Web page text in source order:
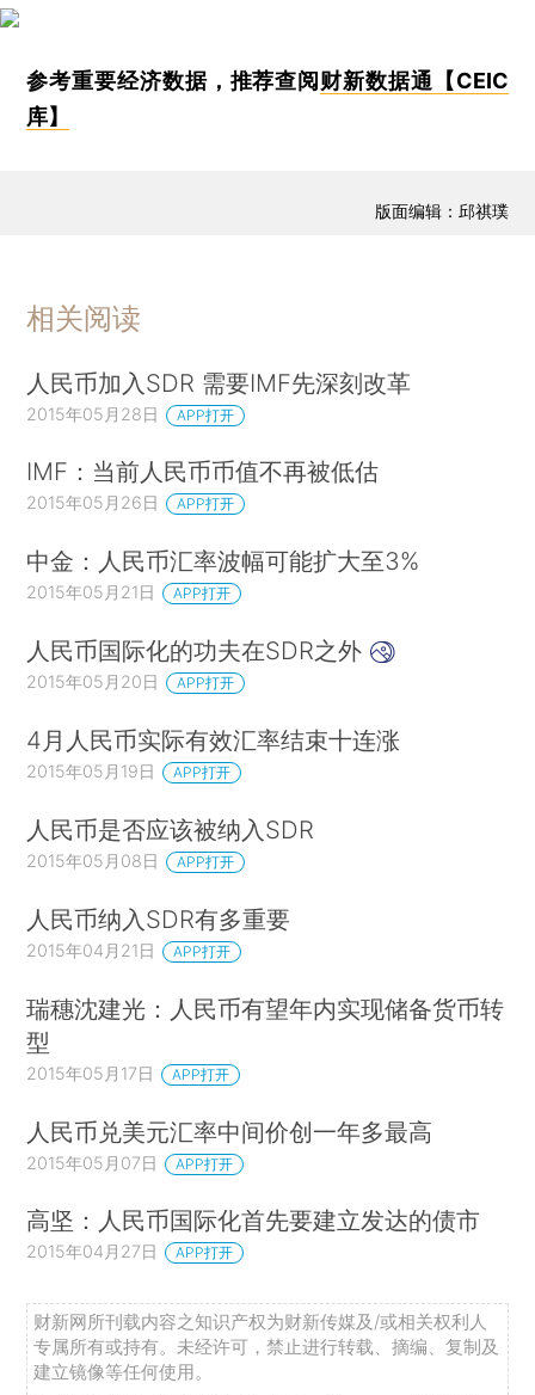
参考重要经济数据，推荐查阅 财新数据通【CEIC
库】
版面编辑：邱祺璞
相关阅读
人民币加入SDR 需要IMF先深刻改革
2015年05月28日 APP打开
IMF：当前人民币币值不再被低估
2015年05月26日 APP打开
中金：人民币汇率波幅可能扩大至3%
2015年05月21日 APP打开
人民币国际化的功夫在SDR之外
2015年05月20日 APP打开
4月人民币实际有效汇率结束十连涨
2015年05月19日 APP打开
人民币是否应该被纳入SDR
2015年05月08日 APP打开
人民币纳入SDR有多重要
2015年04月21日 APP打开
瑞穗沈建光：人民币有望年内实现储备货币转
型
2015年05月17日 APP打开
人民币兑美元汇率中间价创一年多最高
2015年05月07日 APP打开
高坚：人民币国际化首先要建立发达的债市
2015年04月27日 APP打开
财新网所刊载内容之知识产权为财新传媒及/或相关权利人
专属所有或持有。未经许可，禁止进行转载、摘编、复制及
建立镜像等任何使用。